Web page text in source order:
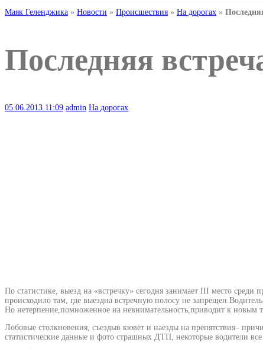
Маяк Геленджика » Новости » Происшествия » На дорогах »
Последняя
05.06.2013 11:09 admin На дорогах
По статистике, выезд на «встречку» сегодня занимает III место
происходило там, где выездна встречную полосу не
Но нетерпение,помноженное на невнимательность,приводит к новым
Лобовые столкновения, съездыв кювет и наезды на препятствия–
статистические данные и фото страшных ДТП, некоторые водители